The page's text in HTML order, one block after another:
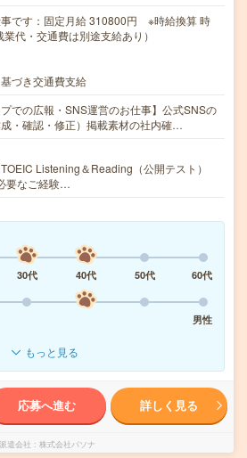
事です：固定月給 310800円 ※時給換算 時
代・交通費は別途支給あり）
づき交通費支給
プでの広報・SNS運営のお仕事】公式SNSの
・確認・修正）掲載素材の社内確…
TOEIC Listening＆Reading（公開テスト）
要なご経験…
30代 40代 50代
60代
男性
もっと見る
応募へ進む 詳しく見る
派遣会社 株式会社パソナ